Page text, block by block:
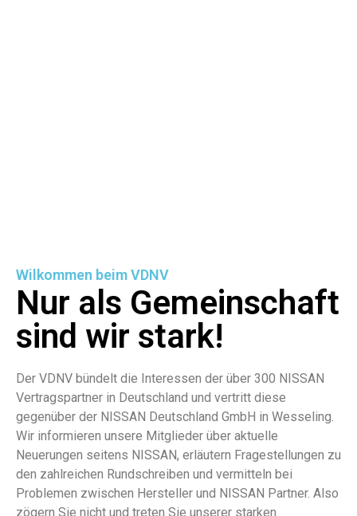
Wilkommen beim VDNV
Nur als Gemeinschaft
sind wir stark!
Der VDNV bündelt die Interessen der über 300 NISSAN
Vertragspartner in Deutschland und vertritt diese
gegenüber der NISSAN Deutschland GmbH in Wesseling.
Wir informieren unsere Mitglieder über aktuelle
Neuerungen seitens NISSAN, erläutern Fragestellungen zu
den zahlreichen Rundschreiben und vermitteln bei
Problemen zwischen Hersteller und NISSAN Partner. Also
zögern Sie nicht und treten Sie unserer starken